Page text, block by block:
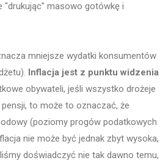
"drukując" masowo gotówkę i
mniejsze wydatki konsumentów
Inflacja jest z punktu widzenia
obywateli, jeśli wszystko drożeje
to może to oznaczać, że
(poziomy progów podatkowych
nie może być jednak zbyt wysoka,
doświadczyć nie tak dawno temu,